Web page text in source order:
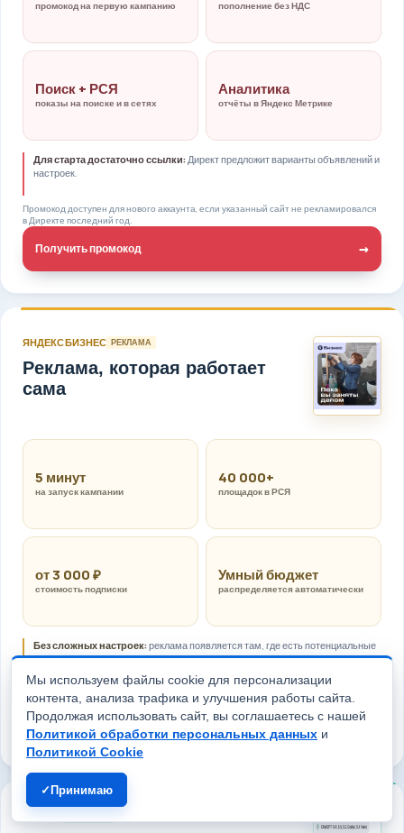
промокод на первую кампанию пополнение без НДС
Поиск + РСЯ
показы на поиске и в сетях
Аналитика
отчёты в Яндекс Метрике
Для старта достаточно ссылки: Директ предложит варианты объявлений и
настроек.
Промокод доступен для нового аккаунта, если указанный сайт не рекламировался
в Директе последний год.
Получить промокод →
ЯНДЕКС БИЗНЕС РЕКЛАМА
Реклама, которая работает
сама
5 минут
на запуск кампании
40 000+
площадок в РСЯ
от 3 000 ₽
стоимость подписки
Умный бюджет
распределяется автоматически
Без сложных настроек: реклама появляется там, где есть потенциальные
клиенты.
Условия и бюджет зависят от выбранного формата рекламной подписки.
Подключить рекламу →
Мы используем файлы cookie для персонализации
контента, анализа трафика и улучшения работы сайта.
Продолжая использовать сайт, вы соглашаетесь с нашей
Политикой обработки персональных данных и
Политикой Cookie
Принимаю